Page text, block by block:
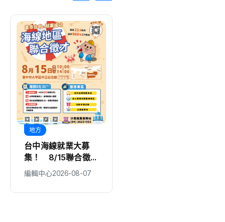
地方
台中海線就業大募
集！ 8/15聯合徵
才釋960職缺 21家
編輯中心2026-08-07